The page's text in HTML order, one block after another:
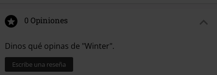
0 Opiniones
Dinos qué opinas de "Winter".
Escribe una reseña